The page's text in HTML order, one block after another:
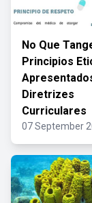
No Que
Principios
Diretrizes
Curriculares
07 September